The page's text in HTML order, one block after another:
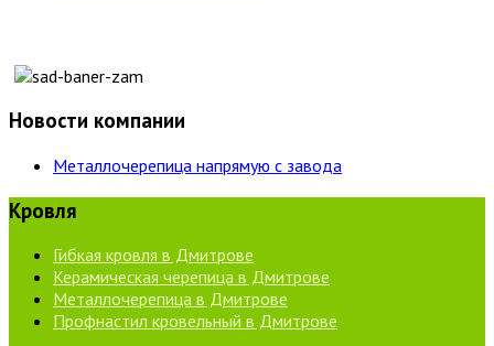
Новости компании
Металлочерепица напрямую с завода
Кровля
Гибкая кровля в Дмитрове
Керамическая черепица в Дмитрове
Металлочерепица в Дмитрове
Профнастил кровельный в Дмитрове